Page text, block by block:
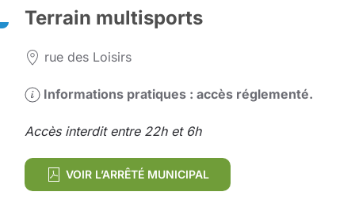
Terrain multisports
rue des Loisirs
Informations pratiques : accès réglementé.
Accès interdit entre 22h et 6h
VOIR L’ARRÊTÉ MUNICIPAL